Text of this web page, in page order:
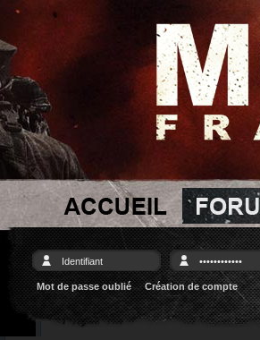
Mot de passe oublié Création de compte